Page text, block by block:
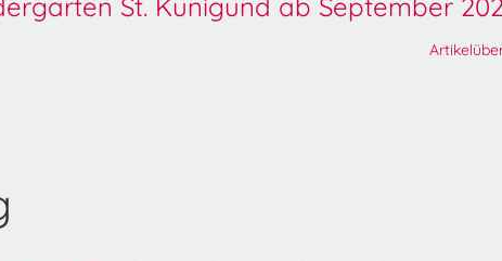
St. Kunigund ab September